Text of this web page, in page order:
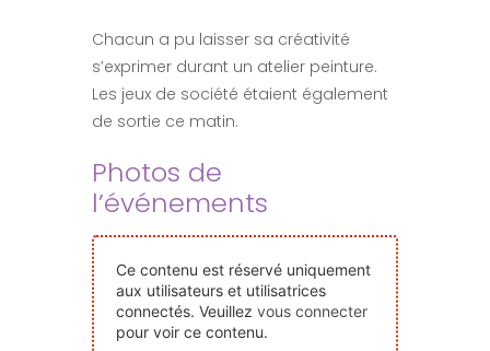
Nous Contacter
Devenir Bénévole
Faire Un Don
Connexion-membre
Chacun a pu laisser sa créativité
s’exprimer durant un atelier peinture.
Les jeux de société étaient également
de sortie ce matin.
Photos de
l’événements
Ce contenu est réservé uniquement
aux utilisateurs et utilisatrices
connectés. Veuillez vous connecter
pour voir ce contenu.